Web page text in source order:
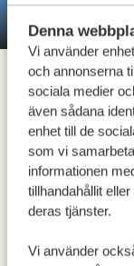
Denna
Vi använder
och annonserna
sociala medier
även sådana
enhet till de
som vi
informationen
tillhandahållit
deras tjänster.
Vi använder
Du anländer till
din port till
väntar landet
oförglömliga
cykel, häst eller
hos det